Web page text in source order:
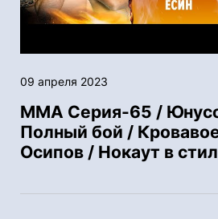
09 апреля 2023
ММА Серия-65 /
Полный бой /
Осипов / Нокаут в